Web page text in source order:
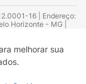
melhorar sua
16 | Endereço:
Horizonte - MG |
– CRF 52.584 -
Nº 13.748. Alvará
da Empresa (AFE):